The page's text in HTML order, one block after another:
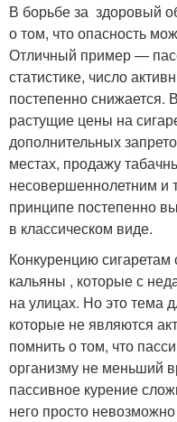
В борьбе за здоровый
о том, что опасность
Отличный пример —
статистике, число
постепенно снижается.
растущие цены на
дополнительных
местах, продажу
несовершеннолетним и
принципе постепенно
в классическом виде.
Конкуренцию
кальяны , которые с
на улицах. Но это тема
которые не являются
помнить о том, что
организму не меньший
пассивное курение
него просто